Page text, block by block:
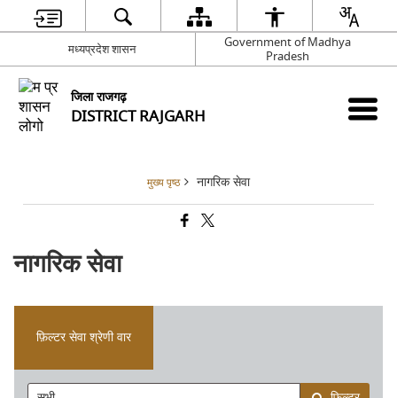
मध्यप्रदेश शासन
Government of Madhya
Pradesh
जिला राजगढ़
DISTRICT RAJGARH
मुख्य पृष्ठ नागरिक सेवा
नागरिक सेवा
फ़िल्टर सेवा श्रेणी वार